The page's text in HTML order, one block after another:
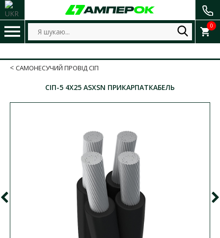
0
САМОНЕСУЧИЙ ПРОВІД СІП
СІП-5 4Х25 ASXSN ПРИКАРПАТКАБЕЛЬ